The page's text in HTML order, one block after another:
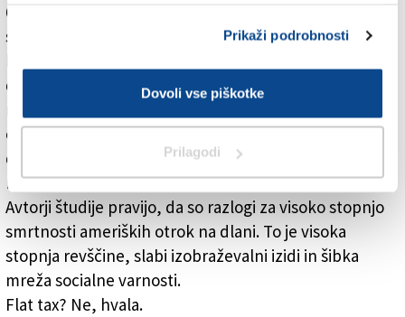
Prikaži podrobnosti
Dovoli vse piškotke
Prilagodi
60. letih prejšnjega stoletja so imele ZDA najnižjo
stopnjo smrtnosti otrok med razvitimi državami. To so
davčno stopnjo, od takrat naprej pa je šlo le še
otroške revščine. Če bi ZDA le držale stik z ostalimi
državami OECD, bi si od leta 1961 prihranile 20.000
mrtvih otrok in najstnikov na leto.
Avtorji študije pravijo, da so razlogi za visoko stopnjo
smrtnosti ameriških otrok na dlani. To je visoka
stopnja revščine, slabi izobraževalni izidi in šibka
mreža socialne varnosti.
Flat tax? Ne, hvala.